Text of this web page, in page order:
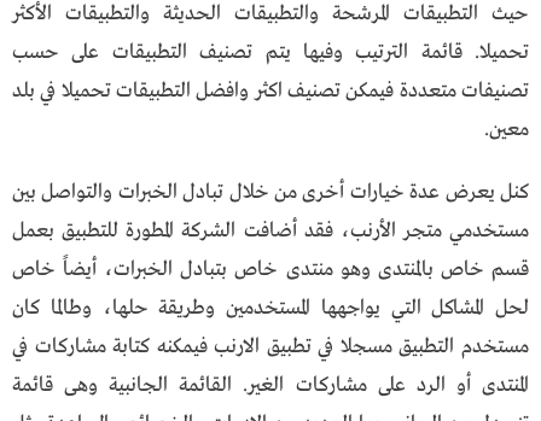
حيث التطبيقات المرشحة والتطبيقات الحديثة والتطبيقات الأكثر
تحميلا. قائمة الترتيب وفيها يتم تصنيف التطبيقات على حسب
تصنيفات متعددة فيمكن تصنيف اكثر وافضل التطبيقات تحميلا في بلد
معين.
كنل يعرض عدة خيارات أخرى من خلال تبادل الخبرات والتواصل بين
مستخدمي متجر الأرنب، فقد أضافت الشركة المطورة للتطبيق بعمل
قسم خاص بالمنتدى وهو منتدى خاص بتبادل الخبرات، أيضاً خاص
لحل المشاكل التي يواجهها المستخدمين وطريقة حلها، وطالما كان
مستخدم التطبيق مسجلا في تطبيق الارنب فيمكنه كتابة مشاركات في
المنتدى أو الرد على مشاركات الغير. القائمة الجانبية وهى قائمة